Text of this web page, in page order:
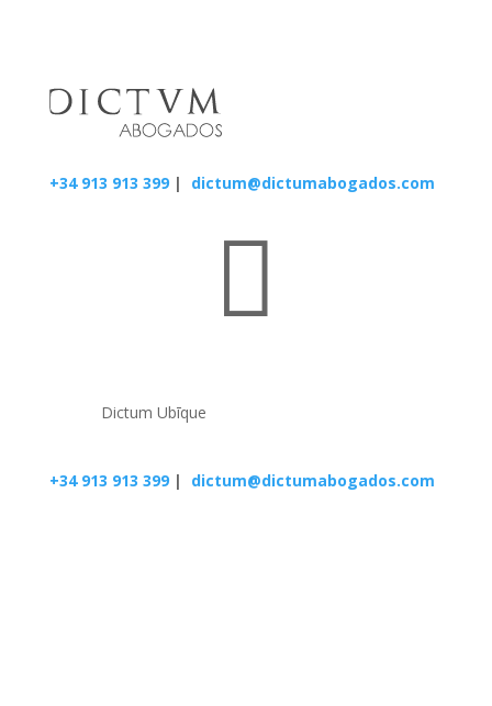
+34 913 913 399| dictum@dictumabogados.com

Dictum Ubīque
+34 913 913 399| dictum@dictumabogados.com